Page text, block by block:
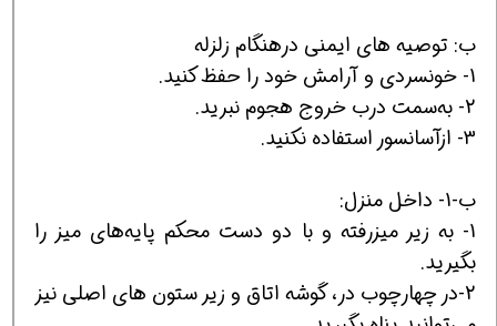
ب: توصيه های ايمنی درهنگام زلزله
1- خونسردی و آرامش خود را حفظ کنيد.
2- به‌سمت درب خروج هجوم نبريد.
3- ازآسانسور استفاده نکنيد.
ب-1- داخل منزل:
1- به زير ميزرفته و با دو دست محکم پايه‌های ميز را
بگيريد.
2-در چهارچوب در، گوشه اتاق و زير ستون های اصلی نيز